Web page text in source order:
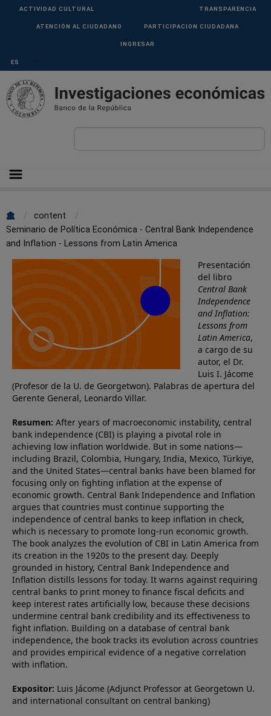
Pasar al contenido principal
Menu
Superior
ACTIVIDAD CULTURAL TRANSPARENCIA
ATENCIÓN AL CIUDADANO PARTICIPACION CIUDADANA
INGRESAR
Select your language
Sobrescribir
enlaces
de
la
navegación
content
Seminario de Política Económica - Central Bank Independence
and Inflation - Lessons from Latin America
Presentación
del libro
Central Bank
Independence
and Inflation:
Lessons from
Latin America,
a cargo de su
autor, el Dr.
Luis I. Jácome
(Profesor de la U. de Georgetwon). Palabras de apertura del
Gerente General, Leonardo Villar.
Resumen: After years of macroeconomic instability, central
bank independence (CBI) is playing a pivotal role in
achieving low inflation worldwide. But in some nations—
including Brazil, Colombia, Hungary, India, Mexico, Türkiye,
and the United States—central banks have been blamed for
focusing only on fighting inflation at the expense of
economic growth. Central Bank Independence and Inflation
argues that countries must continue supporting the
independence of central banks to keep inflation in check,
which is necessary to promote long-run economic growth.
The book analyzes the evolution of CBI in Latin America from
its creation in the 1920s to the present day. Deeply
grounded in history, Central Bank Independence and
Inflation distills lessons for today. It warns against requiring
central banks to print money to finance fiscal deficits and
keep interest rates artificially low, because these decisions
undermine central bank credibility and its effectiveness to
fight inflation. Building on a database of central bank
independence, the book tracks its evolution across countries
and provides empirical evidence of a negative correlation
with inflation.
Expositor: Luis Jácome (Adjunct Professor at Georgetown U.
and international consultant on central banking)